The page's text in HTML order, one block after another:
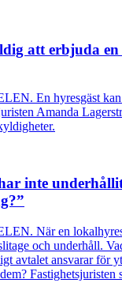
att erbjuda en
En hyresgäst
Amanda
inte
När en
och underhåll.
avtalet ansvarar för
Fastighetsjuristen